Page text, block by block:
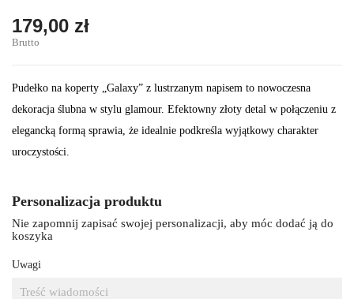
179,00 zł
Brutto
Pudełko na koperty „Galaxy” z lustrzanym napisem to nowoczesna
dekoracja ślubna w stylu glamour. Efektowny złoty detal w połączeniu z
elegancką formą sprawia, że idealnie podkreśla wyjątkowy charakter
uroczystości.
Personalizacja produktu
Nie zapomnij zapisać swojej personalizacji, aby móc dodać ją do
koszyka
Uwagi